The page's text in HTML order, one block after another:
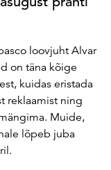
loovjuht Alvar
on täna kõige
kuidas eristada
reklaamist ning
Muide,
lõpeb juba